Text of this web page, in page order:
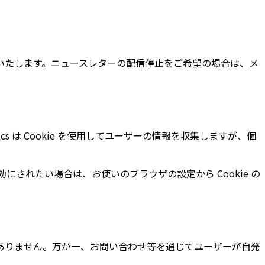
します。ニュースレターの配信停止をご希望の場合は、メ
は Cookie を使用してユーザーの情報を収集しますが、個
されたい場合は、お使いのブラウザの設定から Cookie の
ません。万が一、お問い合わせ等を通じてユーザーが自発